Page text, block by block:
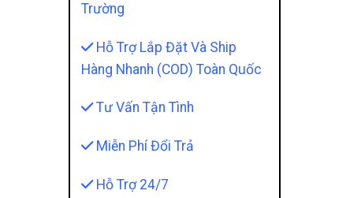
Lexus Nguyên Cụm - Lắp Đặt Cắm Giắc 100%,
Trường
Hỗ Trợ Lắp Đặt Và Ship
Hàng Nhanh (COD) Toàn Quốc
Tư Vấn Tận Tình
Miễn Phí Đổi Trả
Hỗ Trợ 24/7